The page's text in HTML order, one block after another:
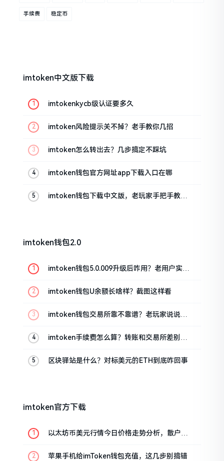
手续费 稳定币
imtoken中文版下载
imtokenkycb级认证要多久
imtoken风险提示关不掉？老手教你几招
imtoken怎么转出去？几步搞定不踩坑
imtoken钱包官方网址app下载入口在哪
imtoken钱包下载中文版，老玩家手把手教你
imtoken钱包2.0
imtoken钱包5.0.009升级后咋用？老用户实测
imtoken钱包U余额长啥样？截图这样看
imtoken钱包交易所靠不靠谱？老玩家说说心
imtoken手续费怎么算？转账和交易所差别大
区块驿站是什么？对标美元的ETH到底咋回事
imtoken官方下载
以太坊币美元行情今日价格走势分析，散户如
苹果手机给imToken钱包充值，这几步别搞错